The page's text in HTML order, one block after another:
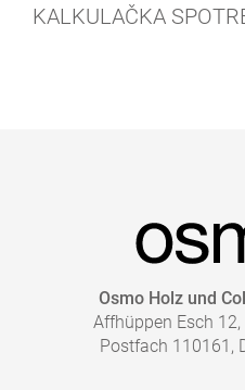
Zistite viac o našich
Prehľad našich náterov
KALKULAČKA
Osmo Holz und
Affhüppen Esch
Postfach 110161,